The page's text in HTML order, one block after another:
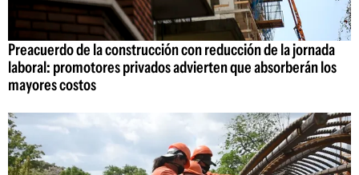
Preacuerdo de la construcción con reducción de la jornada
laboral: promotores privados advierten que absorberán los
mayores costos